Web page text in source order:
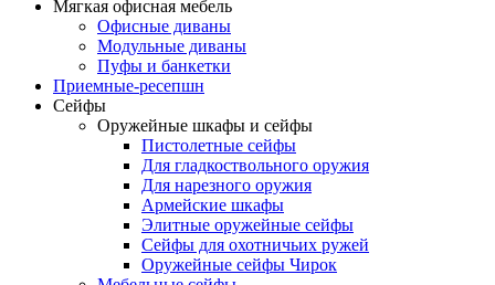
Мягкая офисная мебель
Офисные диваны
Модульные диваны
Пуфы и банкетки
Приемные-ресепшн
Сейфы
Оружейные шкафы и сейфы
Пистолетные сейфы
Для гладкоствольного оружия
Для нарезного оружия
Армейские шкафы
Элитные оружейные сейфы
Сейфы для охотничьих ружей
Оружейные сейфы Чирок